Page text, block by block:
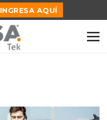
INGRESA AQUÍ